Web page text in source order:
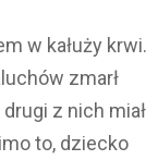
w kałuży krwi.
zmarł
z nich miał
to, dziecko